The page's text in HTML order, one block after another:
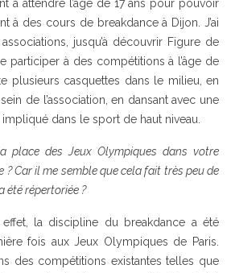
à attendre l’âge de 17 ans pour pouvoir
à des cours de breakdance à Dijon. J’ai
jusqu’à découvrir Figure de
participer à des compétitions à l’âge de
plusieurs casquettes dans le milieu, en
de l’association, en dansant avec une
dans le sport de haut niveau.
place des Jeux Olympiques dans votre
? Car il me semble que cela fait très peu de
été répertoriée ?
effet, la discipline du breakdance a été
fois aux Jeux Olympiques de Paris.
des compétitions existantes telles que